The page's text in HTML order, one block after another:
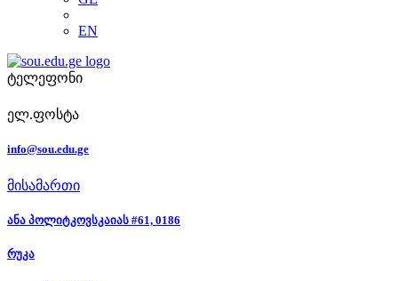
EN
ტელეფონი
ელ.ფოსტა
info@sou.edu.ge
მისამართი
ანა პოლიტკოვსკაიას #61, 0186
რუკა